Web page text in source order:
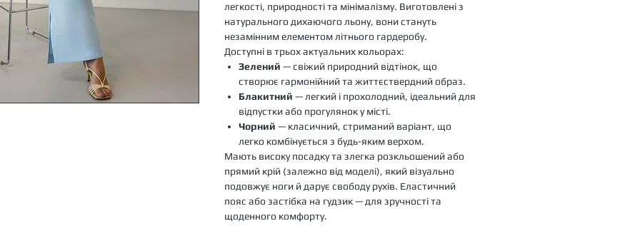
легкості, природності та мінімалізму. Виготовлені з
натурального дихаючого льону, вони стануть
незамінним елементом літнього гардеробу.
Доступні в трьох актуальних кольорах:
Зелений — свіжий природний відтінок, що
створює гармонійний та життєствердний образ.
Блакитний — легкий і прохолодний, ідеальний для
відпустки або прогулянок у місті.
Чорний — класичний, стриманий варіант, що
легко комбінується з будь-яким верхом.
Мають високу посадку та злегка розкльошений або
прямий крій (залежно від моделі), який візуально
подовжує ноги й дарує свободу рухів. Еластичний
пояс або застібка на гудзик — для зручності та
щоденного комфорту.